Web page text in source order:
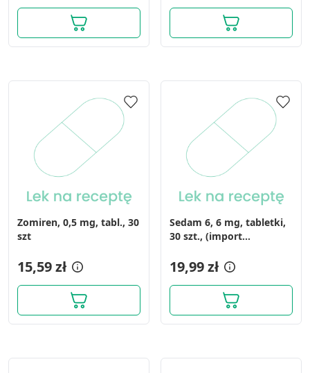
Zomiren, 0,5 mg, tabl., 30
szt
15,59 zł
Sedam 6, 6 mg, tabletki,
30 szt., (import
19,99 zł